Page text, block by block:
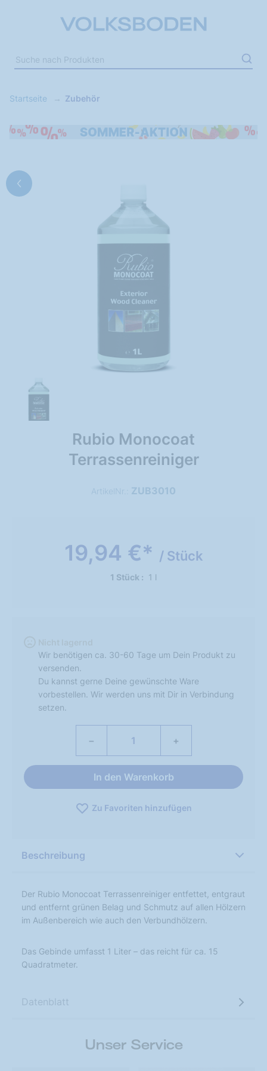
Startseite Zubehör
Rubio Monocoat
Terrassenreiniger
ArtikelNr.: ZUB3010
19,94 €* / Stück
1 Stück 1 l
Wir benötigen ca. 30-60 Tage um Dein Produkt zu
versenden.
Du kannst gerne Deine gewünschte Ware
vorbestellen. Wir werden uns mit Dir in Verbindung
setzen.
− +
In den Warenkorb
Zu Favoriten hinzufügen
Beschreibung
Der Rubio Monocoat Terrassenreiniger entfettet, entgraut
und entfernt grünen Belag und Schmutz auf allen Hölzern
im Außenbereich wie auch den Verbundhölzern.
Das Gebinde umfasst 1 Liter – das reicht für ca. 15
Quadratmeter.
Datenblatt
Unser Service